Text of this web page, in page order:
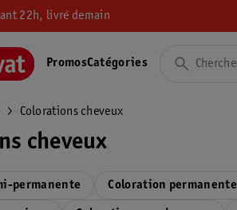
22h, livré demain
PromosCatégories
Colorations cheveux
cheveux
permanente Coloration permanente